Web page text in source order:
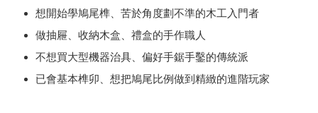
想開始學鳩尾榫、苦於角度劃不準的木工入門者
做抽屜、收納木盒、禮盒的手作職人
不想買大型機器治具、偏好手鋸手鑿的傳統派
已會基本榫卯、想把鳩尾比例做到精緻的進階玩家